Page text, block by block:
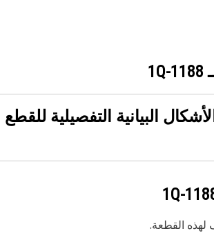
1Q-1188
البيانية التفصيلية للقطع
1Q-
القطعة.